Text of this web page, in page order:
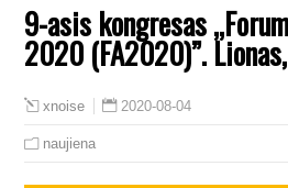
9-asis kongresas
2020 (FA2020)”.
xnoise 2020-08-04
naujiena